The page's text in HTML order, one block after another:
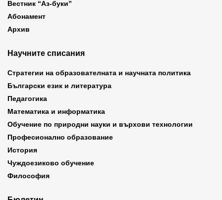
Вестник “Аз-буки”
Абонамент
Архив
Научните списания
Стратегии на образователната и научната политика
Български език и литература
Педагогика
Математика и информатика
Обучение по природни науки и върхови технологии
Професионално образование
История
Чуждоезиково обучение
Философия